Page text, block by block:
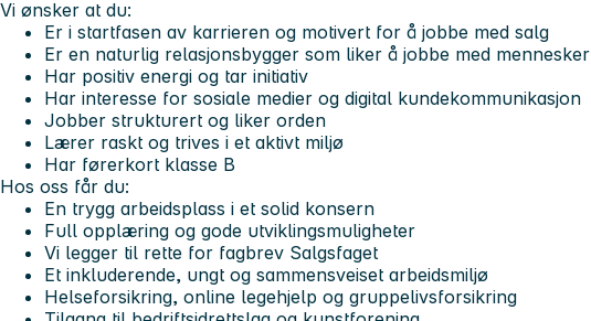
Vi ønsker at du:
Er i startfasen av karrieren og motivert for å jobbe med salg
Er en naturlig relasjonsbygger som liker å jobbe med mennesker
Har positiv energi og tar initiativ
Har interesse for sosiale medier og digital kundekommunikasjon
Jobber strukturert og liker orden
Lærer raskt og trives i et aktivt miljø
Har førerkort klasse B
Hos oss får du:
En trygg arbeidsplass i et solid konsern
Full opplæring og gode utviklingsmuligheter
Vi legger til rette for fagbrev Salgsfaget
Et inkluderende, ungt og sammensveiset arbeidsmiljø
Helseforsikring, online legehjelp og gruppelivsforsikring